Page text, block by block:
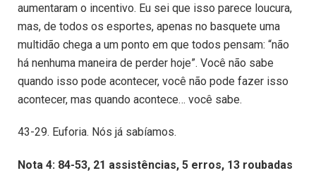
aumentaram o incentivo. Eu sei que isso parece loucura,
mas, de todos os esportes, apenas no basquete uma
multidão chega a um ponto em que todos pensam: “não
há nenhuma maneira de perder hoje”. Você não sabe
quando isso pode acontecer, você não pode fazer isso
acontecer, mas quando acontece… você sabe.
43-29. Euforia. Nós já sabíamos.
Nota 4: 84-53, 21 assistências, 5 erros, 13 roubadas